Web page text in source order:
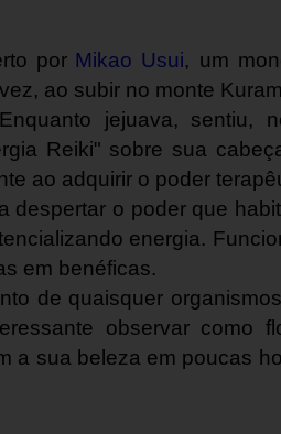
por Mikao Usui, um
ao subir no monte
jejuava, sentiu,
Reiki" sobre sua
ao adquirir o poder
despertar o poder que
energia.
em benéficas.
de quaisquer
observar como
a sua beleza em poucas